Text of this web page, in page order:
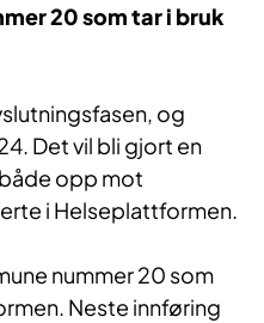
20 som tar i bruk
og
Det vil bli gjort en
opp mot
i Helseplattformen.
nummer 20 som
Neste innføring